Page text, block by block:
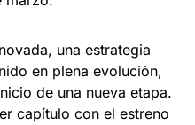
una estrategia
en plena evolución,
de una nueva etapa.
capítulo con el estreno